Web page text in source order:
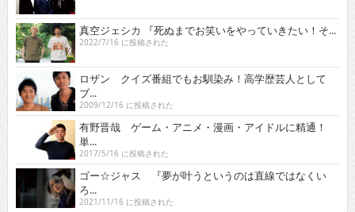
真空ジェシカ 『死ぬまでお笑いをやっていきたい！そ...
2022/7/16 に投稿された
ロザン クイズ番組でもお馴染み！高学歴芸人として
ブ...
2009/12/16 に投稿された
有野晋哉 ゲーム・アニメ・漫画・アイドルに精通！
単...
2017/5/16 に投稿された
ゴー☆ジャス 『夢が叶うというのは直線ではなくい
ろ...
2021/11/16 に投稿された